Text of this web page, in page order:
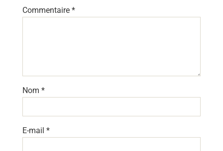
Commentaire *
Nom *
E-mail *